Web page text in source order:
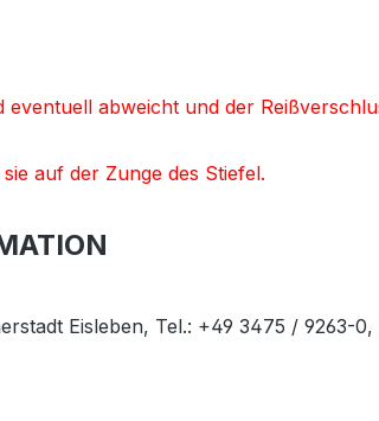
eventuell abweicht und der
auf der Zunge des Stiefel.
Eisleben, Tel.: +49 3475 / 9263-